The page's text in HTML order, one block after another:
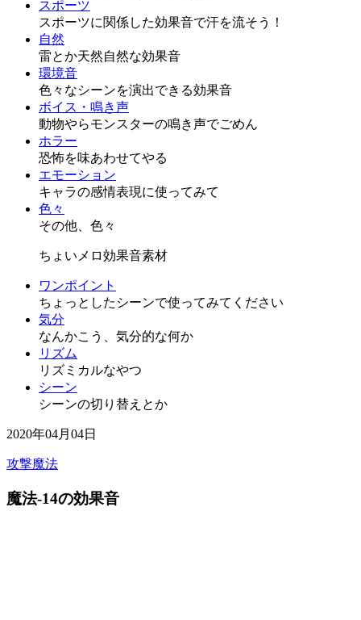
スポーツ
スポーツに関係した効果音で汗を流そう！
自然
雷とか天然自然な効果音
環境音
色々なシーンを演出できる効果音
ボイス・鳴き声
動物やらモンスターの鳴き声でごめん
ホラー
恐怖を味あわせてやる
エモーション
キャラの感情表現に使ってみて
色々
その他、色々
ちょいメロ効果音素材
ワンポイント
ちょっとしたシーンで使ってみてください
気分
なんかこう、気分的な何か
リズム
リズミカルなやつ
シーン
シーンの切り替えとか
2020年04月04日
攻撃魔法
魔法-14の効果音